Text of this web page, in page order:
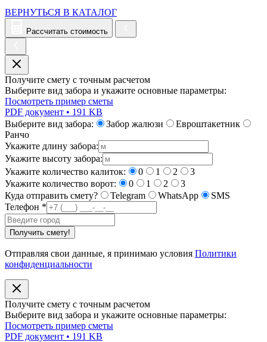
ВЕРНУТЬСЯ В КАТАЛОГ
Рассчитать стоимость
Получите смету с точным расчетом
Выберите вид забора и укажите основные параметры:
Посмотреть пример сметы
PDF документ • 191 KB
Выберите вид забора:
Забор жалюзи
Евроштакетник
Ранчо
Укажите длину забора:
Укажите высоту забора:
Укажите количество калиток:
0 1 2
3
Укажите количество ворот:
0 1 2
3
Куда отправить смету?
Telegram WhatsApp
SMS
Телефон *
Получить смету!
Отправляя свои данные, я принимаю условия Политики
конфиденциальности
Получите смету с точным расчетом
Выберите вид забора и укажите основные параметры:
Посмотреть пример сметы
PDF документ • 191 KB